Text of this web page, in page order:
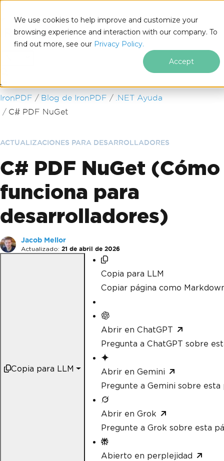
We use cookies to help improve and customize your
browsing experience and interaction with our company. To
find out more, see our Privacy Policy.
Accept
Saltar al pie de página
IronPDF Blog de IronPDF
.NET Ayuda
C# PDF NuGet
ACTUALIZACIONES PARA DESARROLLADORES
C# PDF NuGet (Cómo
funciona para
desarrolladores)
Jacob Mellor
Actualizado: 21 de abril de 2026
Copia para LLM
Copia para LLM
Copiar página como
Abrir en ChatGPT
Pregunta a ChatGPT sobre
Abrir en Gemini
Pregunte a Gemini sobre esta
Abrir en Grok
Pregunte a Grok sobre esta
Abierto en perplejidad